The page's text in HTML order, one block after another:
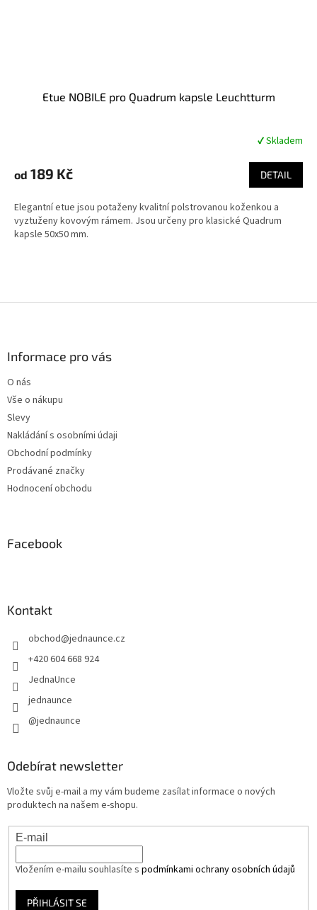
Etue NOBILE pro Quadrum kapsle Leuchtturm
produktu
je
z
5
hvězdiček.
✔ Skladem
od 189 Kč DETAIL
Elegantní etue jsou potaženy kvalitní polstrovanou koženkou a
vyztuženy kovovým rámem. Jsou určeny pro klasické Quadrum
kapsle 50x50 mm.
Informace pro vás
O nás
Vše o nákupu
Slevy
Nakládání s osobními údaji
Obchodní podmínky
Prodávané značky
Hodnocení obchodu
Facebook
Kontakt
obchod@jednaunce.cz
+420 604 668 924
JednaUnce
jednaunce
@jednaunce
Odebírat newsletter
Vložte svůj e-mail a my vám budeme zasílat informace o nových
produktech na našem e-shopu.
E-mail
Vložením e-mailu souhlasíte s podmínkami ochrany osobních údajů
PŘIHLÁSIT SE